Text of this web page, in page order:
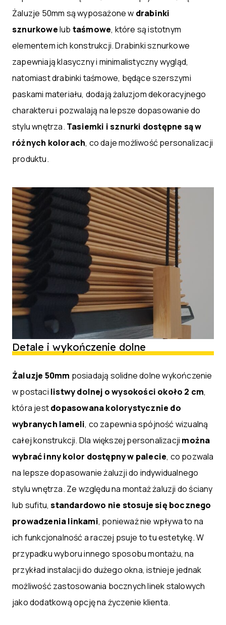
Żaluzje 50mm są wyposażone w drabinki
sznurkowelub taśmowe, które są istotnym
elementem ich konstrukcji. Drabinki sznurkowe
zapewniają klasyczny i minimalistyczny wygląd,
natomiast drabinki taśmowe, będące szerszymi
paskami materiału, dodają żaluzjom dekoracyjnego
charakteru i pozwalają na lepsze dopasowanie do
stylu wnętrza. Tasiemki i sznurki dostępne są w
różnych kolorach, co daje możliwość personalizacji
produktu.
Detale i wykończenie dolne
Żaluzje 50mm posiadają solidne dolne wykończenie
w postaci listwy dolnej o wysokości około 2 cm,
która jestdopasowana kolorystycznie do
wybranych lameli, co zapewnia spójność wizualną
całej konstrukcji. Dla większej personalizacji można
wybrać inny kolor dostępny w palecie, co pozwala
na lepsze dopasowanie żaluzji do indywidualnego
stylu wnętrza. Ze względu na montaż żaluzji do ściany
lub sufitu,standardowo nie stosuje się bocznego
prowadzenia linkami, ponieważ nie wpływa to na
ich funkcjonalność a raczej psuje to tu estetykę. W
przypadku wyboru innego sposobu montażu, na
przykład instalacji do dużego okna, istnieje jednak
możliwość zastosowania bocznych linek stalowych
jako dodatkową opcję na życzenie klienta.